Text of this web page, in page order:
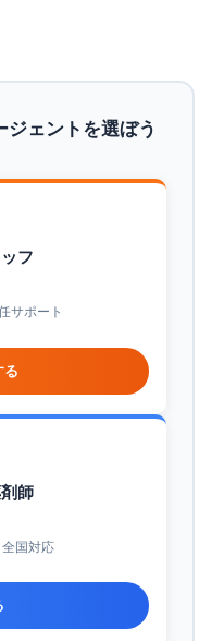
ジェントを選ぼう
フ
サポート
る
師
国対応